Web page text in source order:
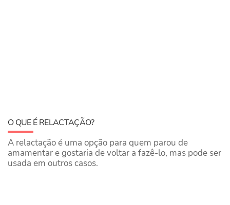
O QUE É RELACTAÇÃO?
A relactação é uma opção para quem parou de
amamentar e gostaria de voltar a fazê-lo, mas pode ser
usada em outros casos.